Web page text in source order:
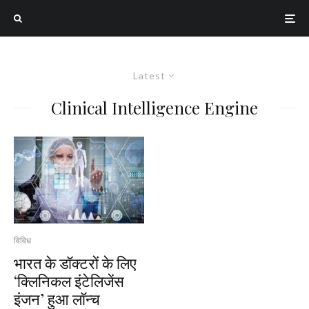
Latest
Clinical Intelligence Engine
विविध
भारत के डॉक्टरों के लिए
‘क्लिनिकल इंटेलिजेंस
इंजन’ हुआ लॉन्च